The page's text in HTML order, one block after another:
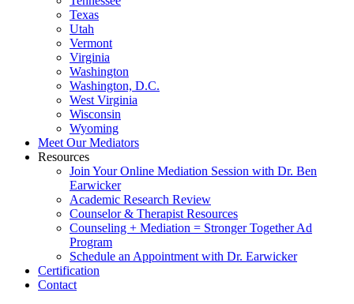
Texas
Utah
Vermont
Virginia
Washington
Washington, D.C.
West Virginia
Wisconsin
Wyoming
Meet Our Mediators
Resources
Join Your Online Mediation Session with Dr. Ben
Earwicker
Academic Research Review
Counselor & Therapist Resources
Counseling + Mediation = Stronger Together Ad
Program
Schedule an Appointment with Dr. Earwicker
Certification
Contact